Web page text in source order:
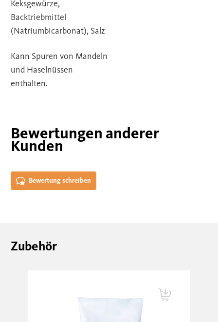
Keksgewürze,
Backtriebmittel
(Natriumbicarbonat), Salz
Kann Spuren von Mandeln
und Haselnüssen
enthalten.
Bewertungen anderer
Kunden
Bewertung schreiben
Zubehör